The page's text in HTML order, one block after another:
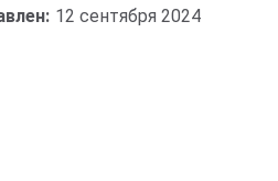
12 сентября 2024